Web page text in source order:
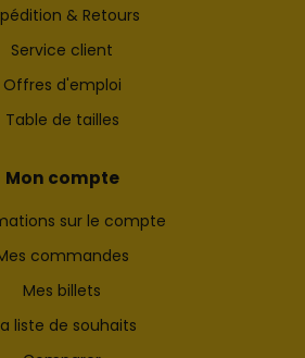
& Retours
Service client
Offres d'emploi
Table de tailles
Mon compte
sur le compte
commandes
Mes billets
liste de souhaits